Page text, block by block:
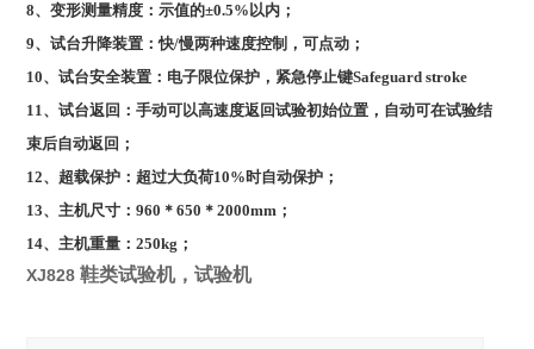
8、变形测量精度：示值的±0.5%以内；
9、试台升降装置：快/慢两种速度控制，可点动；
10、试台安全装置：电子限位保护，紧急停止键Safeguard stroke
11、试台返回：手动可以高速度返回试验初始位置，自动可在试验结
束后自动返回；
12、超载保护：超过大负荷10%时自动保护；
13、主机尺寸：960＊650＊2000mm；
14、主机重量：250kg；
XJ828 鞋类试验机，试验机